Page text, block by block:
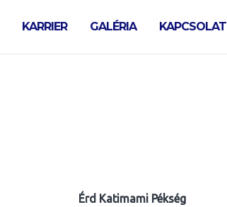
KARRIER GALÉRIA KAPCSOLAT
Érd Katimami Pékség